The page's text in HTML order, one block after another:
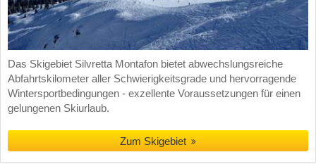
Das Skigebiet Silvretta Montafon bietet abwechslungsreiche
Abfahrtskilometer aller Schwierigkeitsgrade und hervorragende
Wintersportbedingungen - exzellente Voraussetzungen für einen
gelungenen Skiurlaub.
Zum Skigebiet